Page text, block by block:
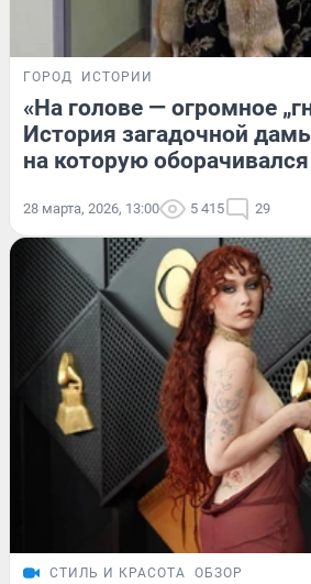
ГОРОД ИСТОРИИ
«На голове — огромное
История загадочной
на которую
28 марта, 2026, 13:00 5 415 29
СТИЛЬ И КРАСОТА ОБЗОР